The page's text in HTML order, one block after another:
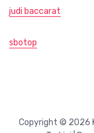
judi baccarat
sbotop
Copyright © 2026